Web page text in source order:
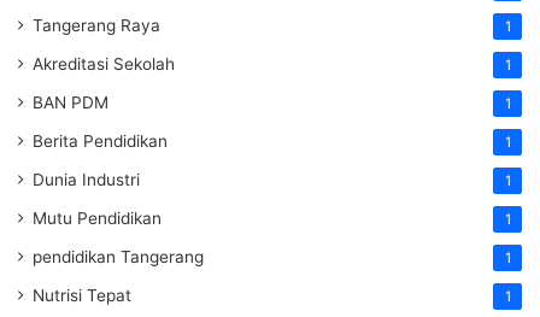
Tangerang Raya 1
Akreditasi Sekolah 1
BAN PDM 1
Berita Pendidikan 1
Dunia Industri 1
Mutu Pendidikan 1
pendidikan Tangerang 1
Nutrisi Tepat 1